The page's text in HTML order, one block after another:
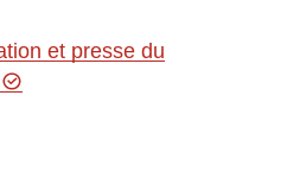
et presse du